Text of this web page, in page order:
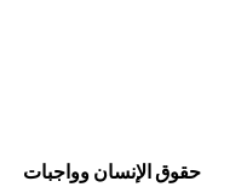
حقوق الإنسان وواجبات